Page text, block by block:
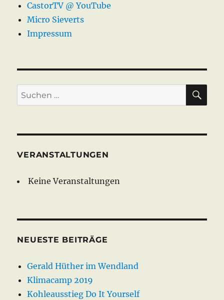
CastorTV @ YouTube
Micro Sieverts
Impressum
Suche
nach:
VERANSTALTUNGEN
Keine Veranstaltungen
NEUESTE BEITRÄGE
Gerald Hüther im Wendland
Klimacamp 2019
Kohleausstieg Do It Yourself